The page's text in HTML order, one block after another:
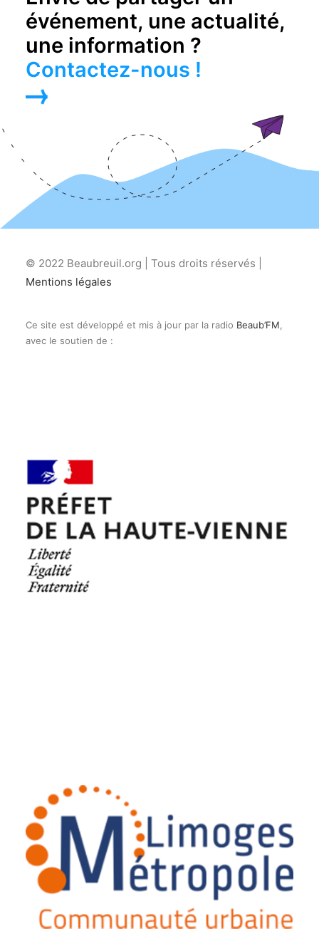
événement, une actualité,
une information ?
Contactez-nous !
© 2022 Beaubreuil.org | Tous droits réservés |
Mentions légales
Ce site est développé et mis à jour par la radio Beaub’FM
avec le soutien de :